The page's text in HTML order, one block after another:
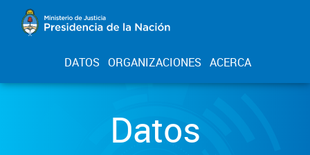
DATOS ORGANIZACIONES ACERCA
Datos